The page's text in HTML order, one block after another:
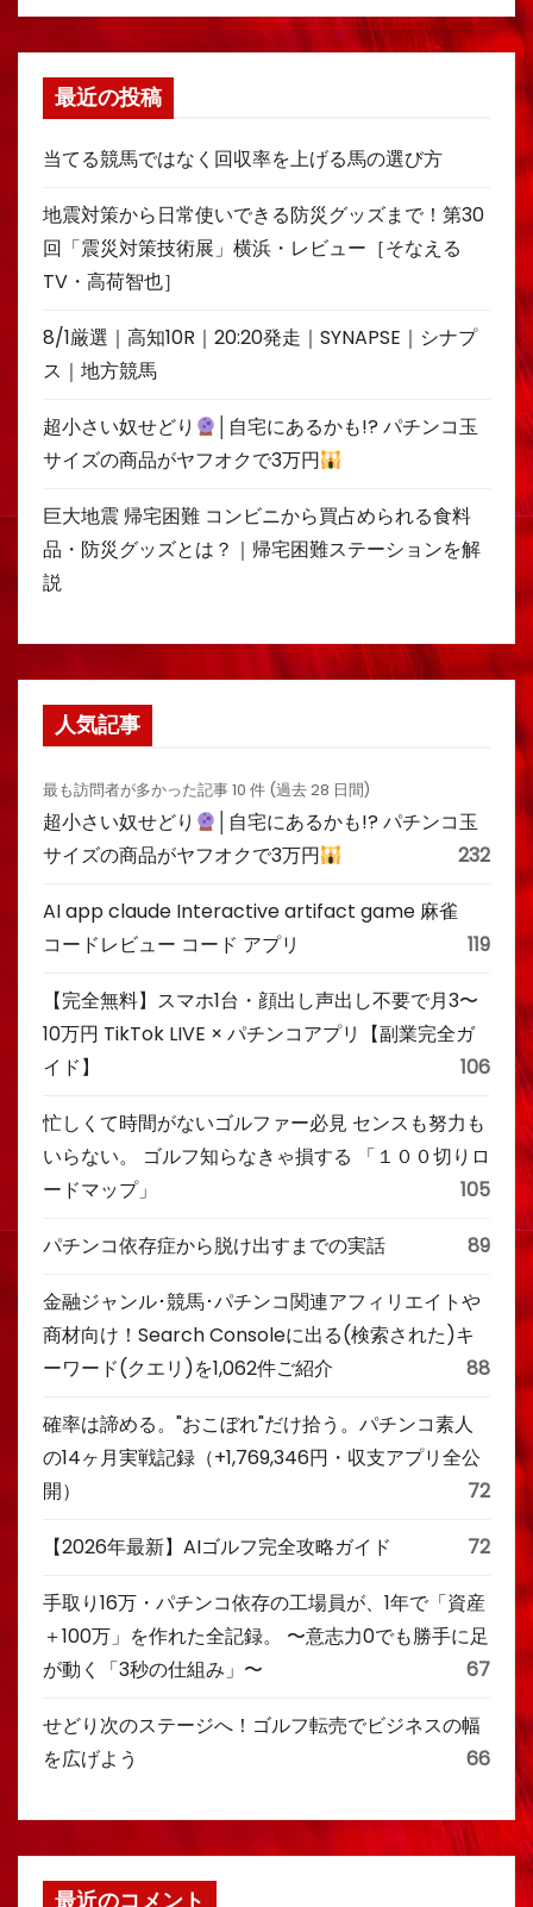
最近の投稿
当てる競馬ではなく回収率を上げる馬の選び方
地震対策から日常使いできる防災グッズまで！第30
回「震災対策技術展」横浜・レビュー［そなえる
TV・高荷智也］
8/1厳選｜高知10R｜20:20発走｜SYNAPSE｜シナプ
ス｜地方競馬
超小さい奴せどり
│自宅にあるかも!? パチンコ玉
サイズの商品がヤフオクで3万円
巨大地震 帰宅困難 コンビニから買占められる食料
品・防災グッズとは？｜帰宅困難ステーションを解
説
人気記事
最も訪問者が多かった記事 10 件 (過去 28 日間)
超小さい奴せどり
│自宅にあるかも!? パチンコ玉
サイズの商品がヤフオクで3万円
232
AI app claude Interactive artifact game 麻雀
コードレビュー コード アプリ
119
【完全無料】スマホ1台・顔出し声出し不要で月3〜
10万円 TikTok LIVE × パチンコアプリ【副業完全ガ
イド】
106
忙しくて時間がないゴルファー必見 センスも努力も
いらない。 ゴルフ知らなきゃ損する 「１００切りロ
ードマップ」
105
パチンコ依存症から脱け出すまでの実話 89
金融ジャンル･競馬･パチンコ関連アフィリエイトや
商材向け！Search Consoleに出る(検索された)キ
ーワード(クエリ)を1,062件ご紹介
88
確率は諦める。"おこぼれ"だけ拾う。パチンコ素人
の14ヶ月実戦記録（+1,769,346円・収支アプリ全公
開）
72
【2026年最新】AIゴルフ完全攻略ガイド 72
手取り16万・パチンコ依存の工場員が、1年で「資産
＋100万」を作れた全記録。 〜意志力0でも勝手に足
が動く「3秒の仕組み」〜
67
せどり次のステージへ！ゴルフ転売でビジネスの幅
を広げよう
66
最近のコメント